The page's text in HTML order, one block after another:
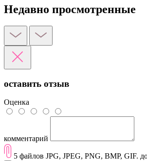
Недавно просмотренные
оставить отзыв
Оценка
комментарий
5 файлов JPG, JPEG, PNG, BMP, GIF.